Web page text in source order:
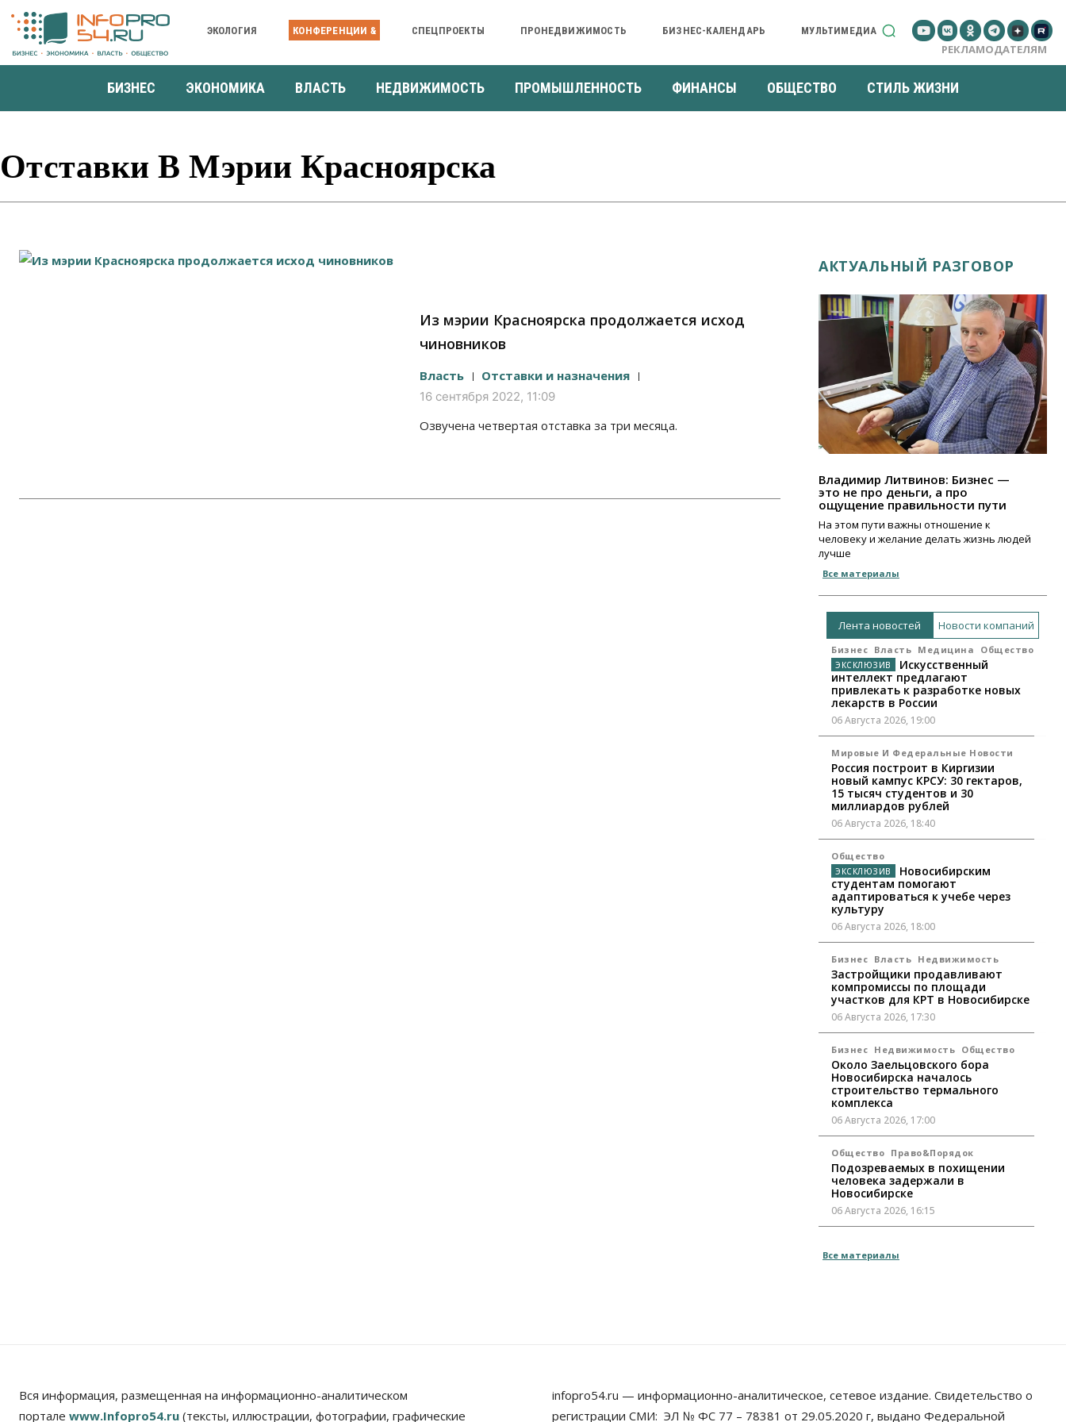
ЭКОЛОГИЯ КОНФЕРЕНЦИИ & СПЕЦПРОЕКТЫ ПРОНЕДВИЖИМОСТЬ БИЗНЕС-КАЛЕНДАРЬ МУЛЬТИМЕДИА
РЕКЛАМОДАТЕЛЯМ
БИЗНЕС ЭКОНОМИКА ВЛАСТЬ НЕДВИЖИМОСТЬ ПРОМЫШЛЕННОСТЬ ФИНАНСЫ ОБЩЕСТВО СТИЛЬ ЖИЗНИ
Отставки В Мэрии Красноярска
Из мэрии Красноярска продолжается исход
чиновников
Власть Отставки и назначения
16 сентября 2022, 11:09
Озвучена четвертая отставка за три месяца.
АКТУАЛЬНЫЙ РАЗГОВОР
Владимир Литвинов: Бизнес —
это не про деньги, а про
ощущение правильности пути
На этом пути важны отношение к
человеку и желание делать жизнь людей
лучше
Все материалы
Лента новостей Новости компаний
Бизнес Власть Медицина Общество
Искусственный
интеллект предлагают
привлекать к разработке новых
лекарств в России
06 Августа 2026, 19:00
Мировые И Федеральные Новости
Россия построит в Киргизии
новый кампус КРСУ: 30 гектаров,
15 тысяч студентов и 30
миллиардов рублей
06 Августа 2026, 18:40
Общество
Новосибирским
студентам помогают
адаптироваться к учебе через
культуру
06 Августа 2026, 18:00
Бизнес Власть Недвижимость
Застройщики продавливают
компромиссы по площади
участков для КРТ в Новосибирске
06 Августа 2026, 17:30
Бизнес Недвижимость Общество
Около Заельцовского бора
Новосибирска началось
строительство термального
комплекса
06 Августа 2026, 17:00
Общество Право&Порядок
Подозреваемых в похищении
человека задержали в
Новосибирске
06 Августа 2026, 16:15
Пенсионеры старше 80 лет в
Власть
Все материалы
Вся информация, размещенная на информационно-аналитическом
портале www.Infopro54.ru (тексты, иллюстрации, фотографии, графические
infopro54.ru — информационно-аналитическое, сетевое издание. Свидетельство о
регистрации СМИ: ЭЛ № ФС 77 – 78381 от 29.05.2020 г, выдано Федеральной